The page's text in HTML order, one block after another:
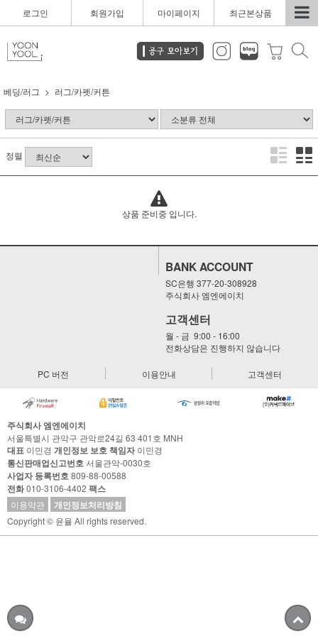
로그인 회원가입 마이페이지 최근본상품
베딩/러그 러그/카펫/커튼
정렬
상품 준비중 입니다.
BANK ACCOUNT
SC은행 377-20-308928
주식회사 엠엔에이치
고객센터
월 - 금 9:00 - 16:00
전화상담은 진행하지 않습니다
PC 버전 이용안내 고객센터
주식회사 엠엔에이치
서울특별시 관악구 관악로24길 63 401호 MNH
대표 이민경 개인정보 보호 책임자이민경
통신판매업신고번호 서울관악-0030호
사업자 등록번호809-88-00588
전화010-3106-4402 팩스
이용약관 개인정보처리방침
Copyright © 윤율 All rights reserved.